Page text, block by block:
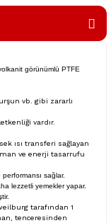
görünümlü PTFE
vb. gibi zararlı
vardır.
ısı transferi sağlayan
ve enerji tasarrufu
performansı sağlar.
lezzetli yemekler yapar.
tarafından 1
tenceresinden